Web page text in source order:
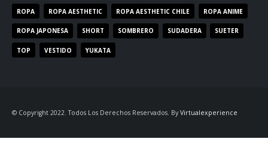
ROPA ROPA AESTHETIC ROPA AESTHETIC CHILE ROPA ANIME
ROPA JAPONESA SHORT SOMBRERO SUDADERA SUETER
TOP VESTIDO YUKATA
© Copyright 2022. Todos Los Derechos Reservados. By Virtualexperience